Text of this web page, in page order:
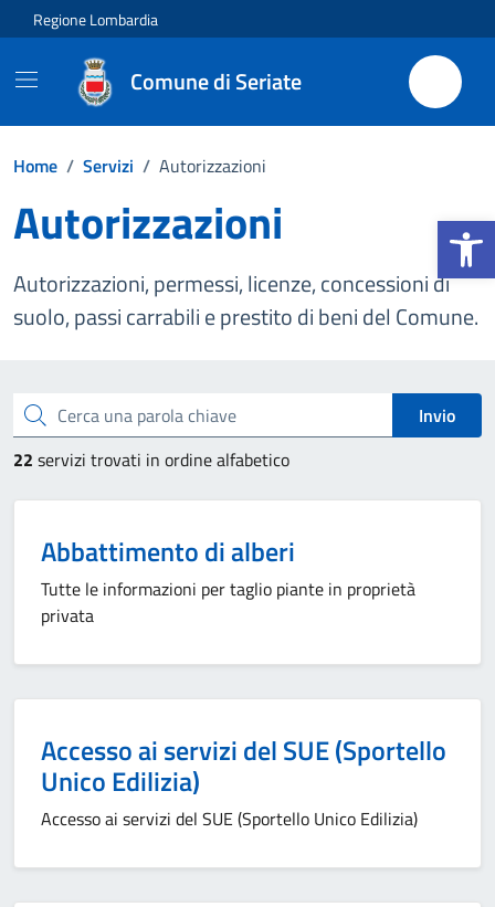
Apri la
Vai ai contenuti
Vai al footer
Regione Lombardia
Comune di Seriate
Home / Servizi / Autorizzazioni
Autorizzazioni
Autorizzazioni, permessi, licenze, concessioni di
suolo, passi carrabili e prestito di beni del Comune.
Cerca una parola chiave
Invio
22 servizi trovati in ordine alfabetico
Abbattimento di alberi
Tutte le informazioni per taglio piante in proprietà
privata
Accesso ai servizi del SUE (Sportello
Unico Edilizia)
Accesso ai servizi del SUE (Sportello Unico Edilizia)